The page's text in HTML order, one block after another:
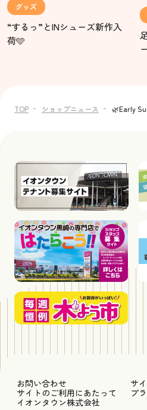
グッズ
“するっ”とINシューズ新作入
荷🩵
TOP ショップニュース 🌿Early
お問い合わせ
サ
サイトのご利用にあたって
プ
イオンタウン株式会社